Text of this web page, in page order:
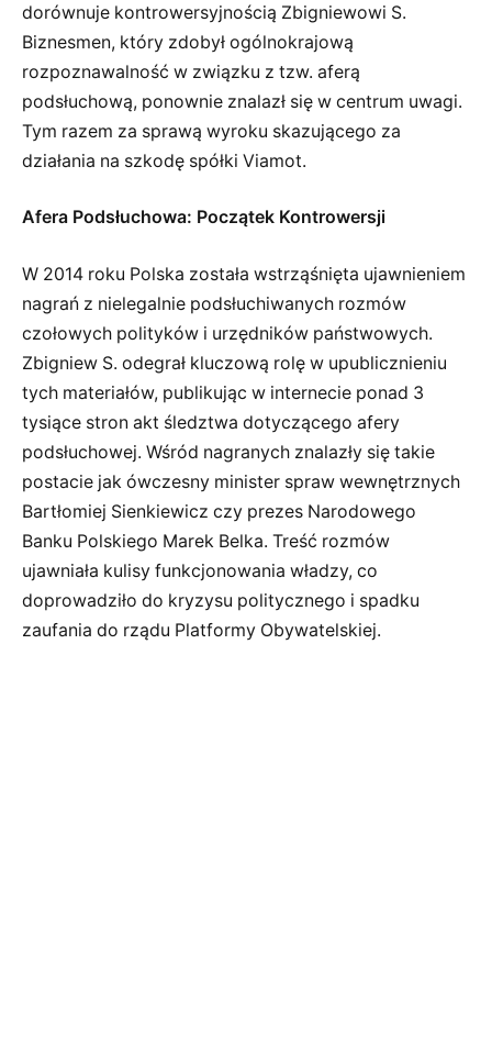
dorównuje kontrowersyjnością Zbigniewowi S.
Biznesmen, który zdobył ogólnokrajową
rozpoznawalność w związku z tzw. aferą
podsłuchową, ponownie znalazł się w centrum uwagi.
Tym razem za sprawą wyroku skazującego za
działania na szkodę spółki Viamot.
Afera Podsłuchowa: Początek Kontrowersji
W 2014 roku Polska została wstrząśnięta ujawnieniem
nagrań z nielegalnie podsłuchiwanych rozmów
czołowych polityków i urzędników państwowych.
Zbigniew S. odegrał kluczową rolę w upublicznieniu
tych materiałów, publikując w internecie ponad 3
tysiące stron akt śledztwa dotyczącego afery
podsłuchowej. Wśród nagranych znalazły się takie
postacie jak ówczesny minister spraw wewnętrznych
Bartłomiej Sienkiewicz czy prezes Narodowego
Banku Polskiego Marek Belka. Treść rozmów
ujawniała kulisy funkcjonowania władzy, co
doprowadziło do kryzysu politycznego i spadku
zaufania do rządu Platformy Obywatelskiej.